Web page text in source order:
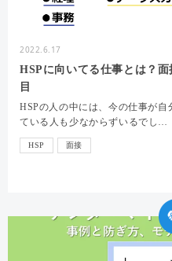
2022.6.17
HSPに向いてる仕事とは？
目
HSPの人の中には、今の仕事が自
ている人も少なからずいるでし…
HSP 面接